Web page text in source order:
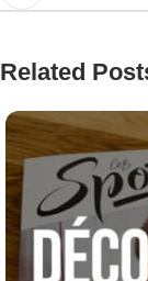
Related